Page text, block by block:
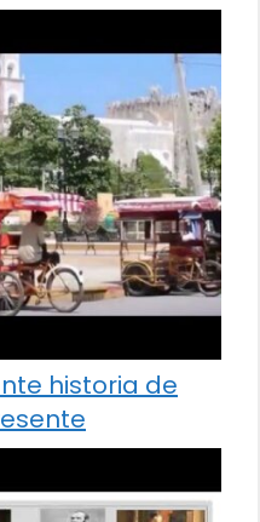
historia de